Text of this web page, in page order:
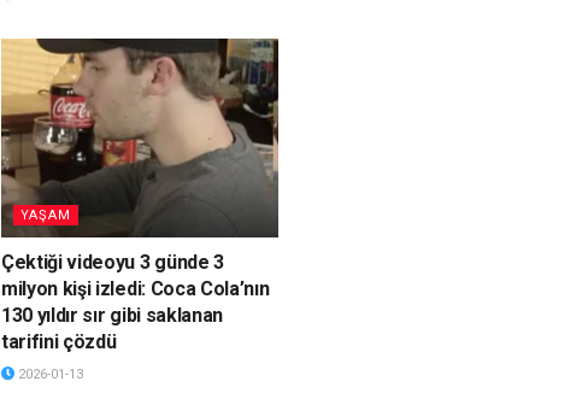
YAŞAM
Çektiği videoyu 3 günde 3
milyon kişi izledi: Coca Cola’nın
130 yıldır sır gibi saklanan
tarifini çözdü
2026-01-13